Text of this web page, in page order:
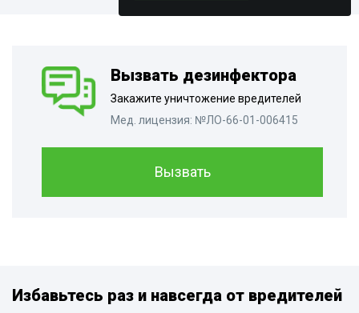
Вызвать дезинфектора
Закажите уничтожение вредителей
Мед. лицензия: №ЛО-66-01-006415
Вызвать
Избавьтесь раз и навсегда от вредителей